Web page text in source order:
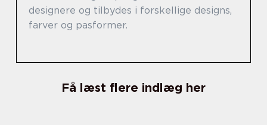
designere og tilbydes i forskellige designs,
farver og pasformer.
Få læst flere indlæg her